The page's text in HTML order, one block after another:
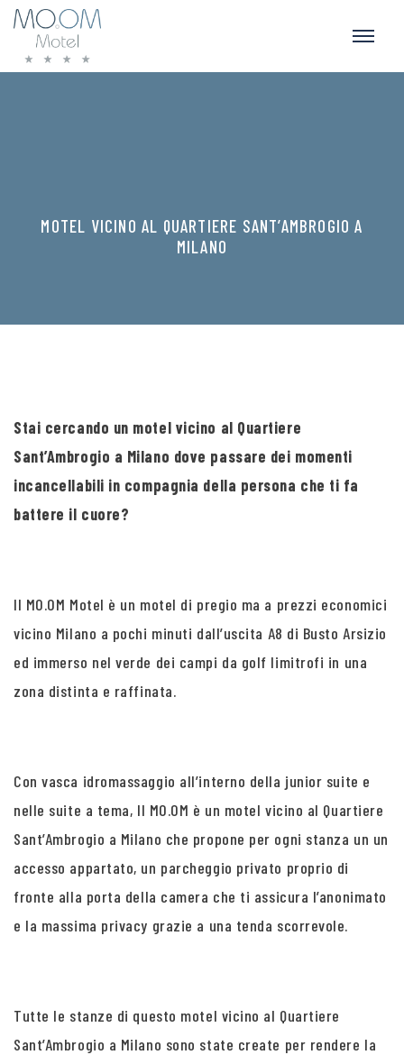
MOTEL VICINO AL QUARTIERE SANT’AMBROGIO A
MILANO
Stai cercando un motel vicino al Quartiere
Sant’Ambrogio a Milano dove passare dei momenti
incancellabili in compagnia della persona che ti fa
battere il cuore?
Il MO.OM Motel è un motel di pregio ma a prezzi economici
vicino Milano a pochi minuti dall’uscita A8 di Busto Arsizio
ed immerso nel verde dei campi da golf limitrofi in una
zona distinta e raffinata.
Con vasca idromassaggio all’interno della junior suite e
nelle suite a tema, Il MO.OM è un motel vicino al Quartiere
Sant’Ambrogio a Milano che propone per ogni stanza un un
accesso appartato, un parcheggio privato proprio di
fronte alla porta della camera che ti assicura l’anonimato
e la massima privacy grazie a una tenda scorrevole.
Tutte le stanze di questo motel vicino al Quartiere
Sant’Ambrogio a Milano sono state create per rendere la